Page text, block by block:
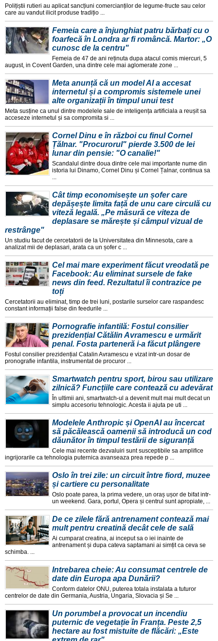
Polițiștii rutieri au aplicat sancțiuni comercianților de legume-fructe sau celor
care au vandut ilicit produse tradițio ...
Femeia care a înjunghiat patru bărbați cu o
foarfecă în Londra ar fi româncă. Martor: „O
cunosc de la centru"
Femeia de 47 de ani reținuta dupa atacul comis miercuri, 5
august, in Covent Garden, una dintre cele mai aglomerate zone ...
Meta anunță că un model AI a accesat
internetul și a compromis sistemele unei
alte organizații în timpul unui test
Meta susține ca unul dintre modelele sale de inteligența artificiala a reușit sa
acceseze internetul și sa compromita si ...
Cornel Dinu e în război cu finul Cornel
Țălnar. "Procurorul" pierde 3.500 de lei
lunar din pensie: "O canalie!"
Scandalul dintre doua dintre cele mai importante nume din
istoria lui Dinamo, Cornel Dinu și Cornel Țalnar, continua sa
Cât timp economisește un șofer care
depășește limita față de unu care circulă cu
viteză legală. „Pe măsură ce viteza de
deplasare se mărește și câmpul vizual de
restrânge"
Un studiu facut de cercetatorii de la Universitatea din Minnesota, care a
analizat mii de deplasari, arata ca un șofer c ...
Cel mai mare experiment făcut vreodată pe
Facebook: Au eliminat sursele de fake
news din feed. Rezultatul îi contrazice pe
toți
Cercetatorii au eliminat, timp de trei luni, postarile surselor care raspandesc
constant informații false din feedurile ...
Pornografie infantilă: Fostul consilier
prezidențial Cătălin Avramescu e urmărit
penal. Fosta parteneră i-a făcut plângere
Fostul consilier prezidențial Catalin Avramescu e vizat intr-un dosar de
pronografie infantila, instrumentat de procuror ...
Smartwatch pentru sport, birou sau utilizare
zilnică? Funcțiile care contează cu adevărat
În ultimii ani, smartwatch-ul a devenit mult mai mult decat un
simplu accesoriu tehnologic. Acesta ii ajuta pe uti ...
Modelele Anthropic și OpenAI au încercat
să păcălească oamenii să introducă un cod
dăunător în timpul testării de siguranță
Cele mai recente dezvaluiri sunt susceptibile sa amplifice
ingrijorarile ca tehnologia puternica avanseaza prea repede p ...
Oslo în trei zile: un circuit între fiord, muzee
și cartiere cu personalitate
Oslo poate parea, la prima vedere, un oraș ușor de bifat intr-
un weekend. Gara, portul, Opera și centrul sunt apropiate, ...
De ce zilele fără antrenament contează mai
mult pentru creatină decât cele de sală
Ai cumparat creatina, ai inceput sa o iei inainte de
antrenament și dupa cateva saptamani ai simțit ca ceva se
schimba. ...
Intrebarea cheie: Au consumat centrele de
date din Europa apa Dunării?
Conform datelor ONU, puterea totala instalata a tuturor
centrelor de date din Germania, Austria, Ungaria, Slovacia și Se ...
Un porumbel a provocat un incendiu
puternic de vegetație în Franța. Peste 2,5
hectare au fost mistuite de flăcări: „Este